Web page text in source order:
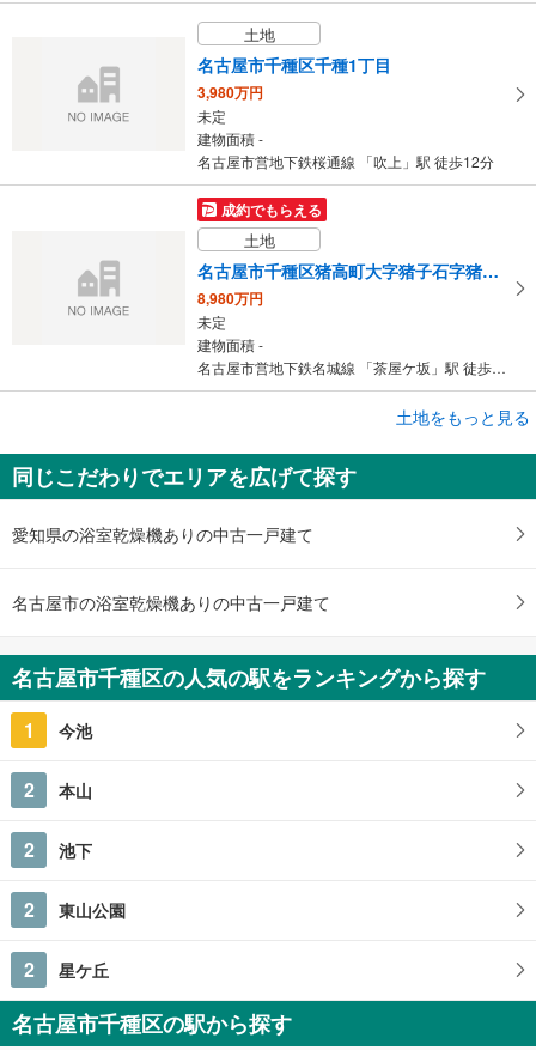
土地
名古屋市千種区千種1丁目
3,980万円
未定
建物面積 -
名古屋市営地下鉄桜通線 「吹上」駅 徒歩12分
成約でもらえる
土地
名古屋市千種区猪高町大字猪子石字猪々道
8,980万円
未定
建物面積 -
名古屋市営地下鉄名城線 「茶屋ケ坂」駅 徒歩10分
名古屋市千種区松軒2丁目
6,598万円
未定
建物面積 -
土地をもっと見る
同じこだわりでエリアを広げて探す
愛知県の浴室乾燥機ありの中古一戸建て
名古屋市の浴室乾燥機ありの中古一戸建て
名古屋市千種区の人気の駅をランキングから探す
1 今池
2 本山
2 池下
2 東山公園
2 星ケ丘
名古屋市千種区の駅から探す